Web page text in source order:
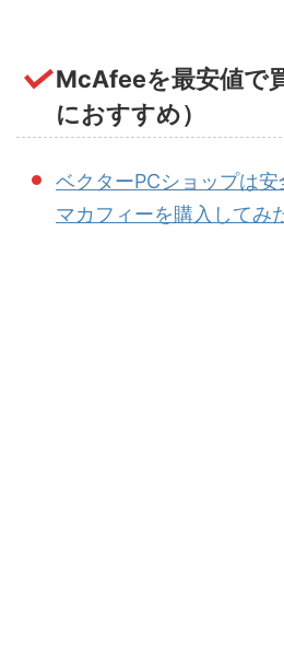
McAfeeを最安値で
におすすめ）
ベクターPCショップは
マカフィーを購入してみ